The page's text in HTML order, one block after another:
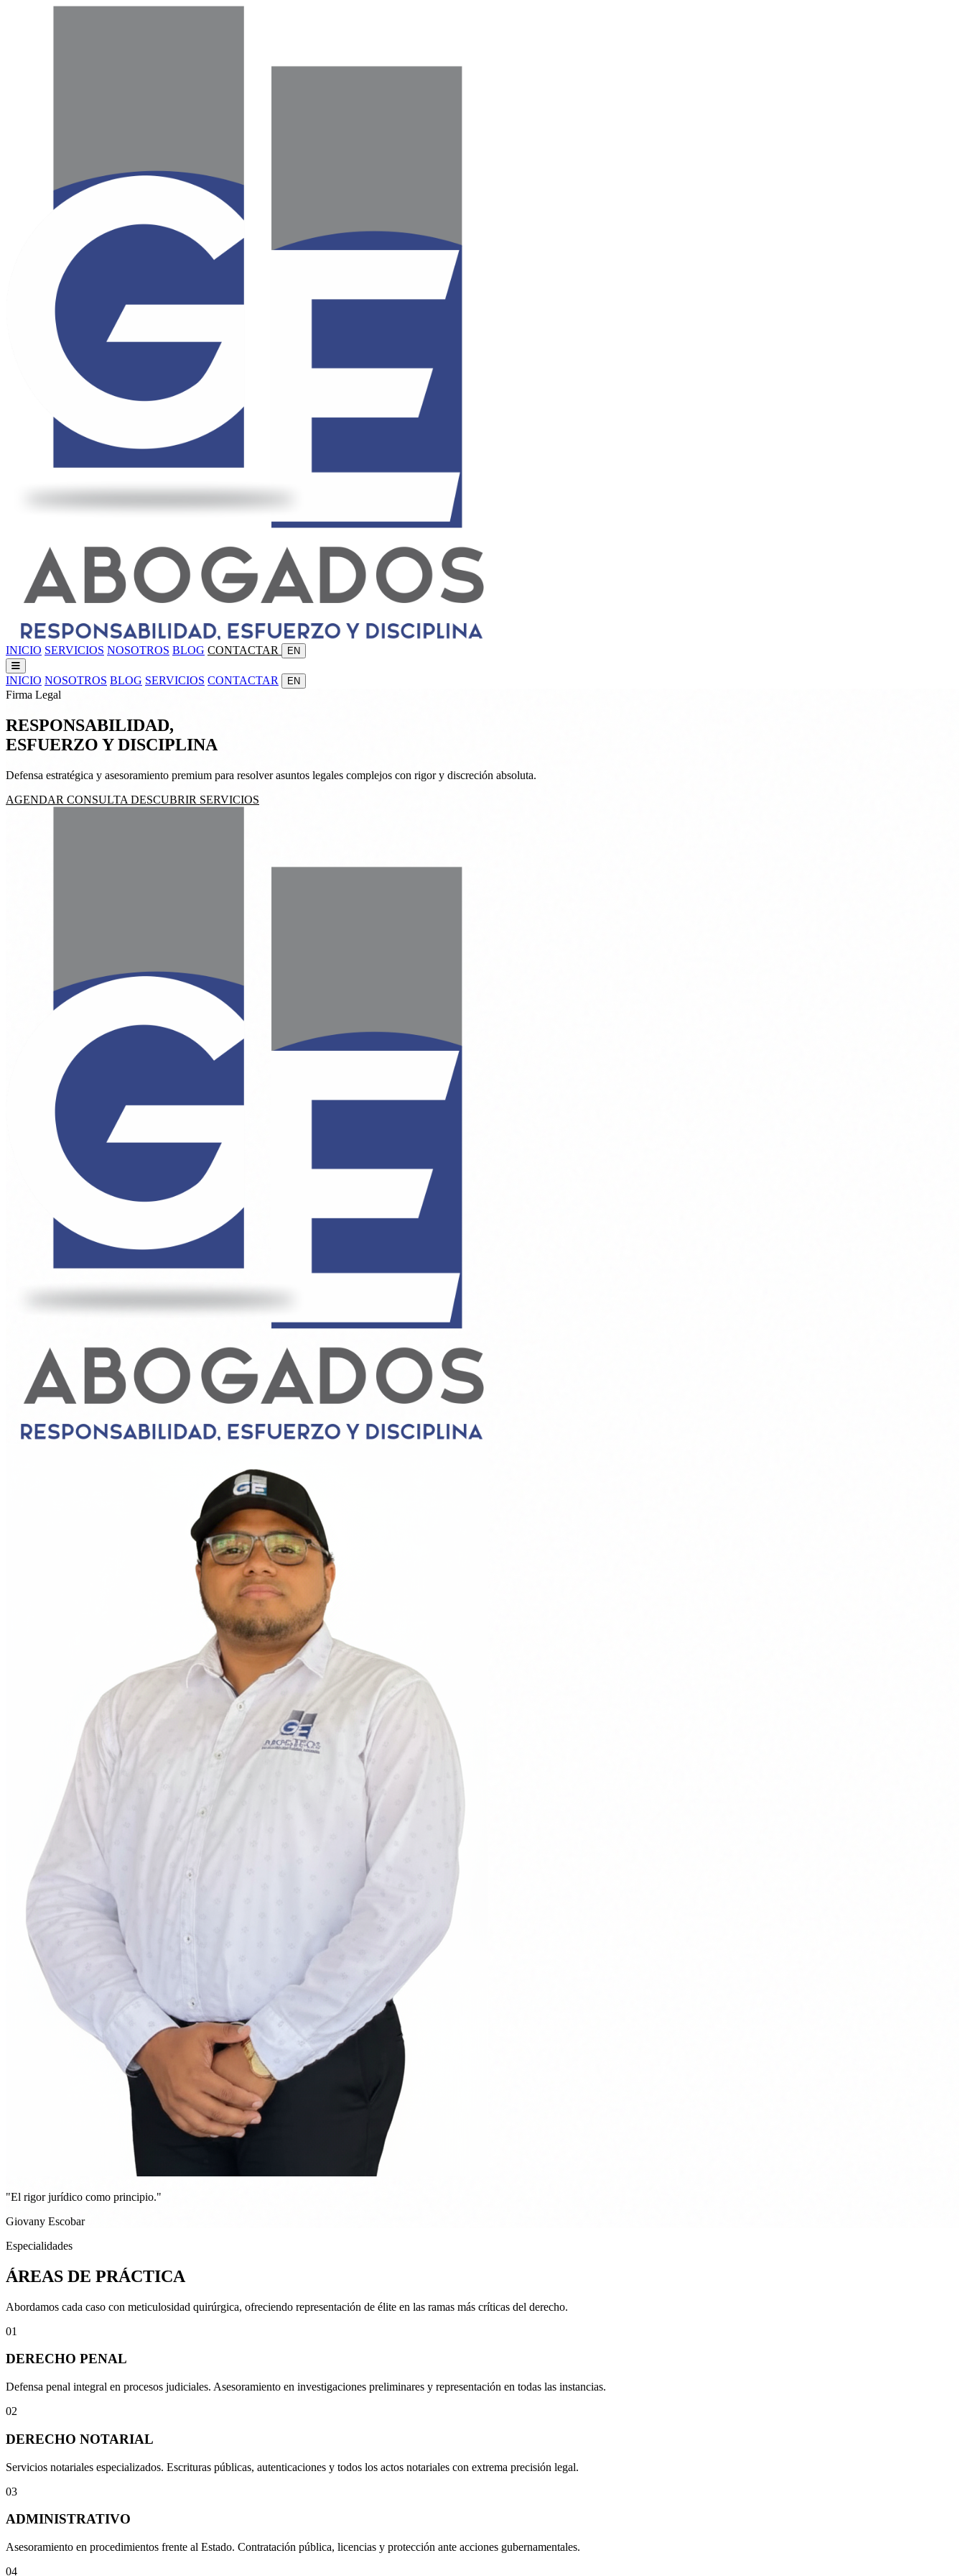
INICIO SERVICIOS NOSOTROS BLOG CONTACTAR EN
INICIO NOSOTROS BLOG SERVICIOS CONTACTAR EN
Firma Legal
RESPONSABILIDAD,
ESFUERZO YDISCIPLINA
Defensa estratégica y asesoramiento premium para resolver asuntos legales complejos con rigor y discreción absoluta.
AGENDAR CONSULTA DESCUBRIR SERVICIOS
"El rigor jurídico como principio."
Giovany Escobar
Especialidades
ÁREAS DE PRÁCTICA
Abordamos cada caso con meticulosidad quirúrgica, ofreciendo representación de élite en las ramas más críticas del derecho.
01
DERECHO PENAL
Defensa penal integral en procesos judiciales. Asesoramiento en investigaciones preliminares y representación en todas las instancias.
02
DERECHO NOTARIAL
Servicios notariales especializados. Escrituras públicas, autenticaciones y todos los actos notariales con extrema precisión legal.
03
ADMINISTRATIVO
Asesoramiento en procedimientos frente al Estado. Contratación pública, licencias y protección ante acciones gubernamentales.
04